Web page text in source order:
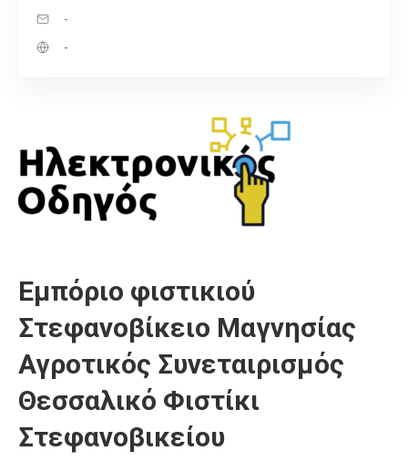
-
-
Εμπόριο φιστικιού
Στεφανοβίκειο Μαγνησίας
Αγροτικός Συνεταιρισμός
Θεσσαλικό Φιστίκι
Στεφανοβικείου